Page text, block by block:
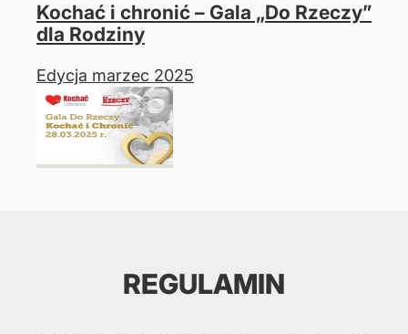
Kochać i chronić – Gala „Do Rzeczy”
dla Rodziny
Edycja marzec 2025
REGULAMIN